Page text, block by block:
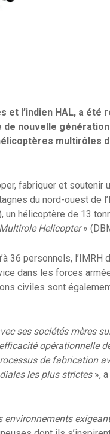
et l’indien HAL, a été
nouvelle
multirôles
fabriquer et soutenir
du nord-ouest de
un hélicoptère de 13
Helicopter»
36 personnels, l’IMRH
dans les forces
civiles sont
ses sociétés mères
opérationnelle
de fabrication
les plus strictes», a